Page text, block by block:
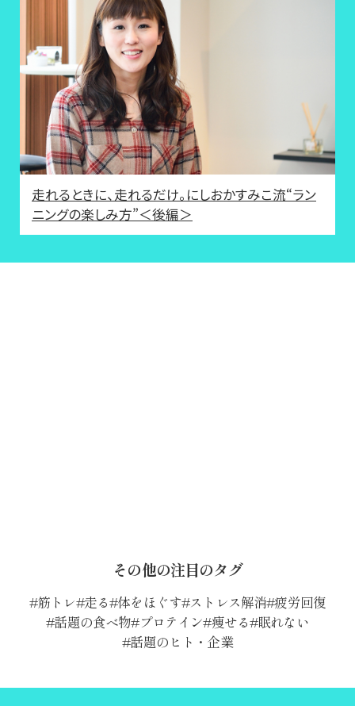
走れるときに、走れるだけ。にしおかすみこ流“ラン
ニングの楽しみ方”＜後編＞
その他の注目のタグ
筋トレ 走る 体をほぐす ストレス解消 疲労回復
話題の食べ物 プロテイン 痩せる 眠れない
話題のヒト・企業